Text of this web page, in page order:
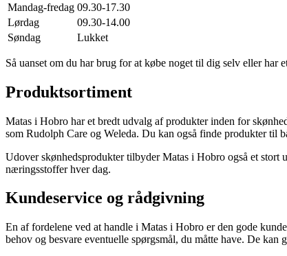
Mandag-fredag 09.30-17.30
Lørdag
09.30-14.00
Søndag
Lukket
Så uanset om du har brug for at købe noget til dig selv eller
Produktsortiment
Matas i Hobro har et bredt udvalg af produkter inden for
som Rudolph Care og Weleda. Du kan også finde produkter til
Udover skønhedsprodukter tilbyder Matas i Hobro også et
næringsstoffer hver dag.
Kundeservice og rådgivning
En af fordelene ved at handle i Matas i Hobro er den gode
behov og besvare eventuelle spørgsmål, du måtte have. De kan